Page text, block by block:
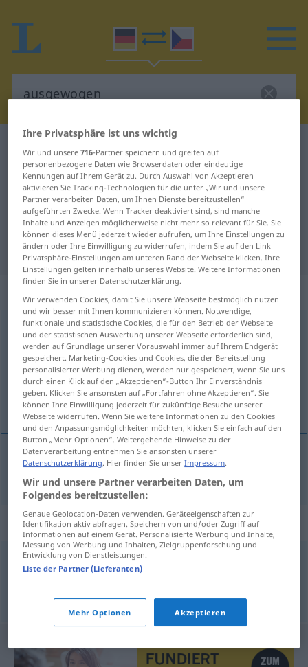
Deutsch-Tschechisch Übersetzung
für "ausgewogen"
"ausgewogen" Tschechisch
Übersetzung
„ausgewogen“
ausgewogen
Übersicht aller Übersetzungen
(Für mehr Details die Übersetzung anklicken/antippen)
vyrovnaný
ausgewogen
Synonyme für "ausgewogen"
harmonisch,ausgeglichen
© OpenThesaurus.de
Ihre Privatsphäre ist uns wichtig
Wir und unsere716-Partner speichern und greifen auf
personenbezogene Daten wie Browserdaten oder eindeutige
Kennungen auf Ihrem Gerät zu. Durch Auswahl von Akzeptieren
aktivieren Sie Tracking-Technologien für die unter „Wir und unsere
Partner verarbeiten Daten, um Ihnen Dienste bereitzustellen“
aufgeführten Zwecke. Wenn Tracker deaktiviert sind, sind manche
Inhalte und Anzeigen möglicherweise nicht mehr so relevant für Sie. Sie
können dieses Menü jederzeit wieder aufrufen, um Ihre Einstellungen zu
ändern oder Ihre Einwilligung zu widerrufen, indem Sie auf den Link
Privatsphäre-Einstellungen am unteren Rand der Webseite klicken. Ihre
Einstellungen gelten innerhalb unseres Website. Weitere Informationen
finden Sie in unserer Datenschutzerklärung.
Wir verwenden Cookies, damit Sie unsere Webseite bestmöglich nutzen
und wir besser mit Ihnen kommunizieren können. Notwendige,
funktionale und statistische Cookies, die für den Betrieb der Webseite
und der statistischen Auswertung unserer Webseite erforderlich sind,
werden auf Grundlage unserer Vorauswahl immer auf Ihrem Endgerät
gespeichert. Marketing-Cookies und Cookies, die der Bereitstellung
personalisierter Werbung dienen, werden nur gespeichert, wenn Sie uns
durch einen Klick auf den „Akzeptieren“-Button Ihr Einverständnis
geben. Klicken Sie ansonsten auf „Fortfahren ohne Akzeptieren“. Sie
können Ihre Einwilligung jederzeit für zukünftige Besuche unserer
Webseite widerrufen. Wenn Sie weitere Informationen zu den Cookies
und den Anpassungsmöglichkeiten möchten, klicken Sie einfach auf den
Button „Mehr Optionen“. Weitergehende Hinweise zu der
Datenverarbeitung entnehmen Sie ansonsten unserer
Datenschutzerklärung. Hier finden Sie unserImpressum.
Wir und unsere Partner verarbeiten Daten, um
Folgendes bereitzustellen:
Genaue Geolocation-Daten verwenden. Geräteeigenschaften zur
Identifikation aktiv abfragen. Speichern von und/oder Zugriff auf
Informationen auf einem Gerät. Personalisierte Werbung und Inhalte,
Messung von Werbung und Inhalten, Zielgruppenforschung und
Entwicklung von Dienstleistungen.
Liste der Partner (Lieferanten)
Mehr Optionen Akzeptieren